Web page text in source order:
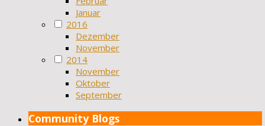
Januar
2016
Dezember
November
2014
November
Oktober
September
Community Blogs